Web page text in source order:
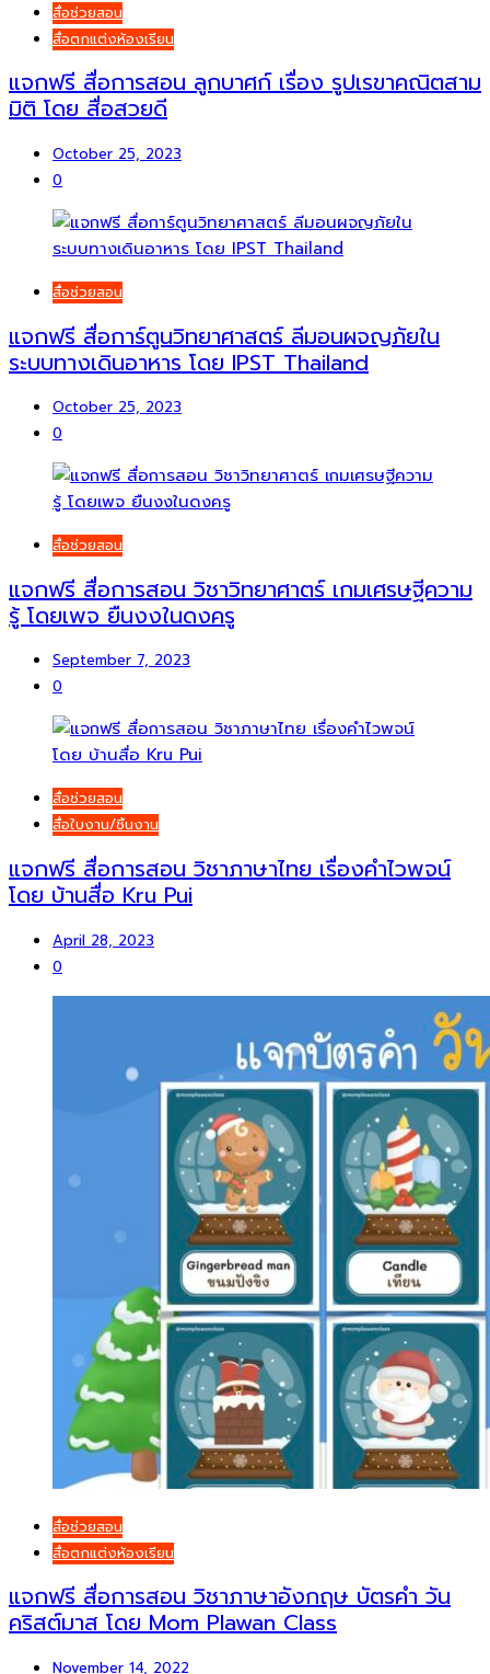
สื่อช่วยสอน
สื่อตกแต่งห้องเรียน
แจกฟรี สื่อการสอน ลูกบาศก์ เรื่อง รูปเรขาคณิตสาม
มิติ โดย สื่อสวยดี
October 25, 2023
0
สื่อช่วยสอน
แจกฟรี สื่อการ์ตูนวิทยาศาสตร์ ลีมอนผจญภัยใน
ระบบทางเดินอาหาร โดย IPST Thailand
October 25, 2023
0
สื่อช่วยสอน
แจกฟรี สื่อการสอน วิชาวิทยาศาตร์ เกมเศรษฐีความ
รู้ โดยเพจ ยืนงงในดงครู
September 7, 2023
0
สื่อช่วยสอน
สื่อใบงาน/ชิ้นงาน
แจกฟรี สื่อการสอน วิชาภาษาไทย เรื่องคำไวพจน์
โดย บ้านสื่อ Kru Pui
April 28, 2023
0
สื่อช่วยสอน
สื่อตกแต่งห้องเรียน
แจกฟรี สื่อการสอน วิชาภาษาอังกฤษ บัตรคำ วัน
คริสต์มาส โดย Mom Plawan Class
November 14, 2022